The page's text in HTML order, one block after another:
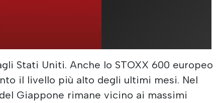
Stati Uniti. Anche lo STOXX 600 europeo
il livello più alto degli ultimi mesi. Nel
Giappone rimane vicino ai massimi